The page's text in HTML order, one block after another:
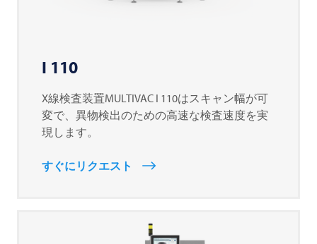
I 110
X線検査装置MULTIVAC I 110はスキャン幅が可
変で、異物検出のための高速な検査速度を実
現します。
すぐにリクエスト